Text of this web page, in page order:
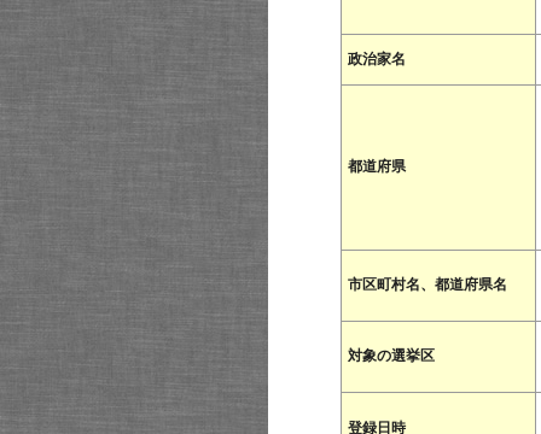
政治家名
都道府県
市区町村名、都道府県名
対象の選挙区
登録日時